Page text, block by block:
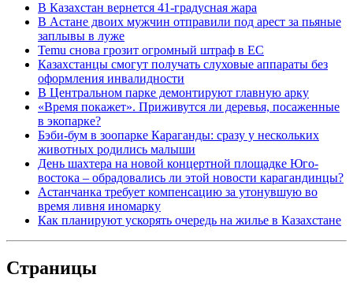
В Казахстан вернется 41-градусная жара
В Астане двоих мужчин отправили под арест за пьяные
заплывы в луже
Temu снова грозит огромный штраф в ЕС
Казахстанцы смогут получать слуховые аппараты без
оформления инвалидности
В Центральном парке демонтируют главную арку
«Время покажет». Приживутся ли деревья, посаженные
в экопарке?
Бэби-бум в зоопарке Караганды: сразу у нескольких
животных родились малыши
День шахтера на новой концертной площадке Юго-
востока – обрадовались ли этой новости карагандинцы?
Астанчанка требует компенсацию за утонувшую во
время ливня иномарку
Как планируют ускорять очередь на жилье в Казахстане
Страницы